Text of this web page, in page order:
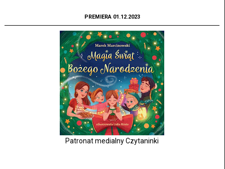
PREMIERA 01.12.2023
Patronat medialny Czytaninki